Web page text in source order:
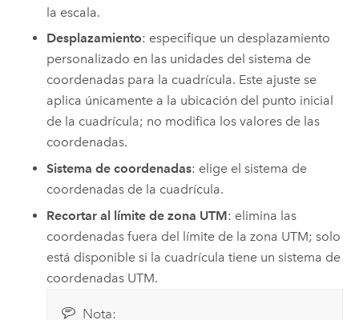
la escala.
Desplazamiento: especifique un desplazamiento
personalizado en las unidades del sistema de
coordenadas para la cuadrícula. Este ajuste se
aplica únicamente a la ubicación del punto inicial
de la cuadrícula; no modifica los valores de las
coordenadas.
Sistema de coordenadas: elige el sistema de
coordenadas de la cuadrícula.
Recortar al límite de zona UTM: elimina las
coordenadas fuera del límite de la zona UTM; solo
está disponible si la cuadrícula tiene un sistema de
coordenadas UTM.
Nota: